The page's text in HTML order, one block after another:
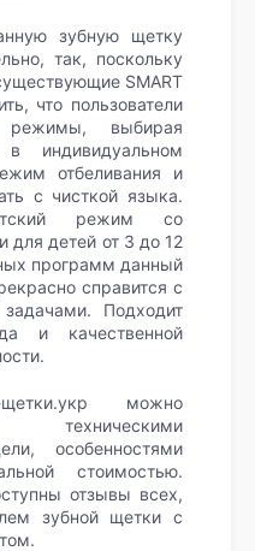
зубную щетку
так, поскольку
SMART
что пользователи
режимы, выбирая
индивидуальном
отбеливания и
с чисткой языка.
режим со
для детей от 3 до 12
программ данный
справится с
Подходит
и качественной
можно
особенностями
стоимостью.
отзывы всех,
зубной щетки с